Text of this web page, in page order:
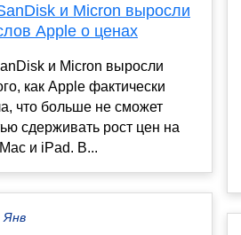
и Micron выросли
Apple о ценах
и Micron выросли
как Apple фактически
что больше не сможет
сдерживать рост цен на
и iPad. В...
Янв